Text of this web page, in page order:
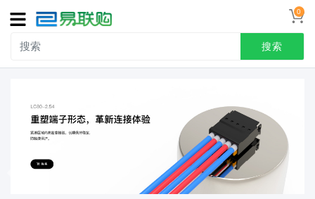
0
搜索
导
航
接线端子
冷压端头
联系我们